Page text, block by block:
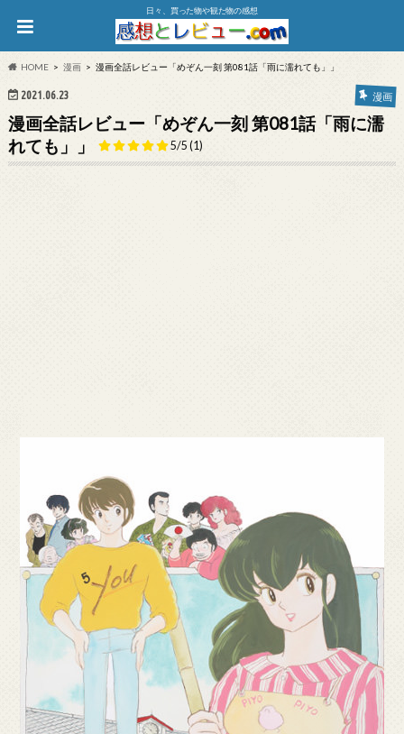
日々、買った物や観た物の感想
HOME 漫画 漫画全話レビュー「めぞん一刻 第081話「雨に濡れても」」
2021.06.23 漫画
漫画全話レビュー「めぞん一刻 第081話「雨に濡
れても」」
5/5 (1)